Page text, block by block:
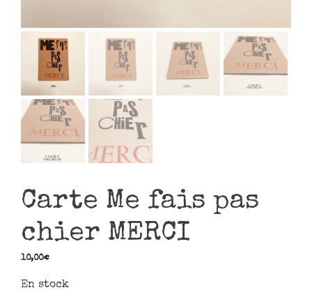
Carte Me fais pas
chier MERCI
10,00€
En stock